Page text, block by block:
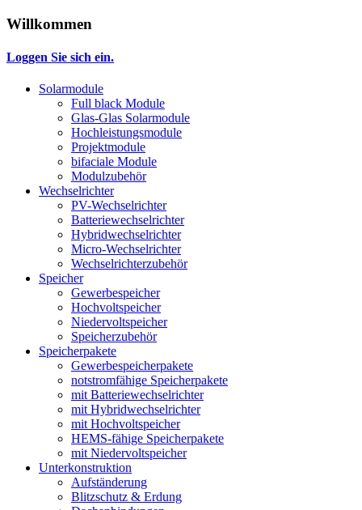
Willkommen
Loggen Sie sich ein.
Solarmodule
Full black Module
Glas-Glas Solarmodule
Hochleistungsmodule
Projektmodule
bifaciale Module
Modulzubehör
Wechselrichter
PV-Wechselrichter
Batteriewechselrichter
Hybridwechselrichter
Micro-Wechselrichter
Wechselrichterzubehör
Speicher
Gewerbespeicher
Hochvoltspeicher
Niedervoltspeicher
Speicherzubehör
Speicherpakete
Gewerbespeicherpakete
notstromfähige Speicherpakete
mit Batteriewechselrichter
mit Hybridwechselrichter
mit Hochvoltspeicher
HEMS-fähige Speicherpakete
mit Niedervoltspeicher
Unterkonstruktion
Aufständerung
Blitzschutz & Erdung